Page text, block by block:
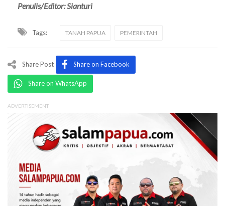
Penulis/Editor: Sianturi
Tags: TANAH PAPUA PEMERINTAH
Share Post Share on Facebook
Share on WhatsApp
ADVERTISEMENT